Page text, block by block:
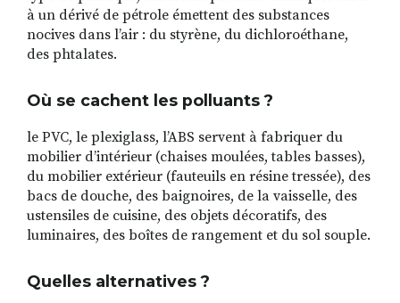
à un dérivé de pétrole émettent des substances
nocives dans l’air : du styrène, du dichloroéthane,
des phtalates.
Où se cachent les polluants ?
le PVC, le plexiglass, l’ABS servent à fabriquer du
mobilier d’intérieur (chaises moulées, tables basses),
du mobilier extérieur (fauteuils en résine tressée), des
bacs de douche, des baignoires, de la vaisselle, des
ustensiles de cuisine, des objets décoratifs, des
luminaires, des boîtes de rangement et du sol souple.
Quelles alternatives ?